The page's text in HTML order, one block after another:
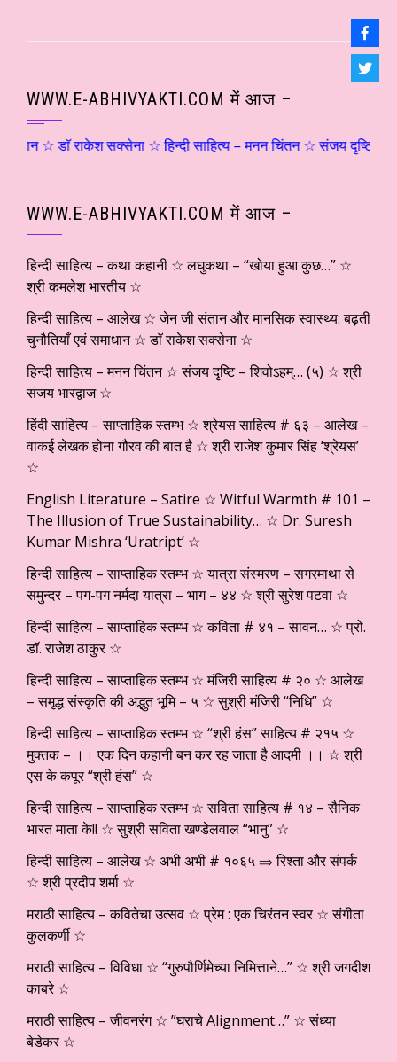
WWW.E-ABHIVYAKTI.COM में आज –
राकेश सक्सेना ☆ हिन्दी साहित्य – मनन चिंतन ☆ संजय दृष्टि –
WWW.E-ABHIVYAKTI.COM में आज –
हिन्दी साहित्य – कथा कहानी ☆ लघुकथा – “खोया हुआ कुछ…” ☆
श्री कमलेश भारतीय ☆
हिन्दी साहित्य – आलेख ☆ जेन जी संतान और मानसिक स्वास्थ्य: बढ़ती
चुनौतियाँ एवं समाधान ☆ डाॅ राकेश सक्सेना ☆
हिन्दी साहित्य – मनन चिंतन ☆ संजय दृष्टि – शिवोऽहम्… (५) ☆ श्री
संजय भारद्वाज ☆
हिंदी साहित्य – साप्ताहिक स्तम्भ ☆ श्रेयस साहित्य # ६३ – आलेख –
वाकई लेखक होना गौरव की बात है ☆ श्री राजेश कुमार सिंह ‘श्रेयस’
☆
English Literature – Satire ☆ Witful Warmth # 101 –
The Illusion of True Sustainability… ☆ Dr. Suresh
Kumar Mishra ‘Uratript’ ☆
हिन्दी साहित्य – साप्ताहिक स्तम्भ ☆ यात्रा संस्मरण – सगरमाथा से
समुन्दर – पग-पग नर्मदा यात्रा – भाग – ४४ ☆ श्री सुरेश पटवा ☆
हिन्दी साहित्य – साप्ताहिक स्तम्भ ☆ कविता # ४१ – सावन… ☆ प्रो.
डॉ. राजेश ठाकुर ☆
हिन्दी साहित्य – साप्ताहिक स्तम्भ ☆ मंजिरी साहित्य # २० ☆ आलेख
– समृद्ध संस्कृति की अद्भुत भूमि – ५ ☆ सुश्री मंजिरी “निधि” ☆
हिन्दी साहित्य – साप्ताहिक स्तम्भ ☆ “श्री हंस” साहित्य # २१५ ☆
मुक्तक – ।। एक दिन कहानी बन कर रह जाता है आदमी ।। ☆ श्री
एस के कपूर “श्री हंस” ☆
हिन्दी साहित्य – साप्ताहिक स्तम्भ ☆ सविता साहित्य # १४ – सैनिक
भारत माता के!! ☆ सुश्री सविता खण्डेलवाल “भानु” ☆
हिन्दी साहित्य – आलेख ☆ अभी अभी # १०६५ ⇒ रिश्ता और संपर्क
☆ श्री प्रदीप शर्मा ☆
मराठी साहित्य – कवितेचा उत्सव ☆ प्रेम : एक चिरंतन स्वर ☆ संगीता
कुलकर्णी ☆
मराठी साहित्य – विविधा ☆ “गुरुपौर्णिमेच्या निमित्ताने…” ☆ श्री जगदीश
काबरे ☆
मराठी साहित्य – जीवनरंग ☆ ”घराचे Alignment…” ☆ संध्या
बेडेकर ☆